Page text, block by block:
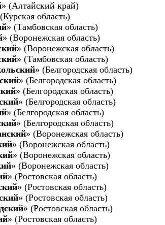
» (Алтайский край)
(Курская область)
» (Тамбовская область)
» (Воронежская область)
» (Воронежская область)
» (Тамбовская область)
» (Белгородская область)
» (Белгородская область)
» (Белгородская область)
» (Белгородская область)
» (Белгородская область)
» (Белгородская область)
» (Воронежская область)
» (Воронежская область)
» (Воронежская область)
» (Воронежская область)
» (Ростовская область)
» (Ростовская область)
» (Ростовская область)
» (Ростовская область)
» (Ростовская область)